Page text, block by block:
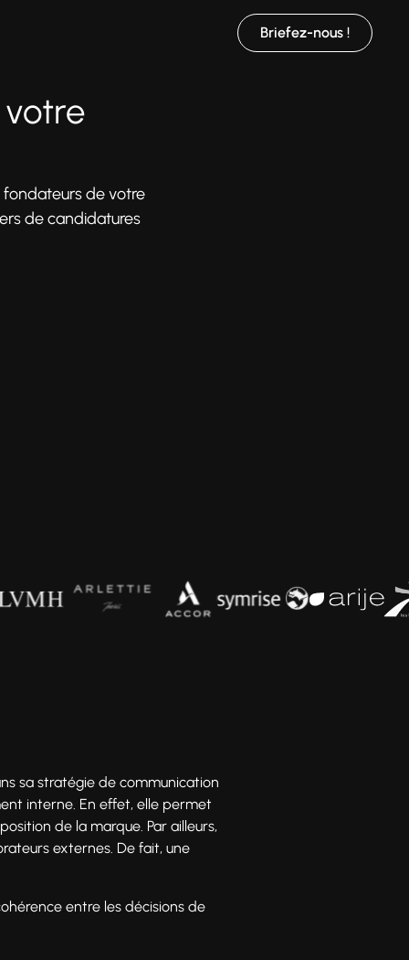
Briefez-nous !
votre
fondateurs de votre
de candidatures
sa stratégie de communication
interne. En effet, elle permet
de la marque. Par ailleurs,
externes. De fait, une
entre les décisions de